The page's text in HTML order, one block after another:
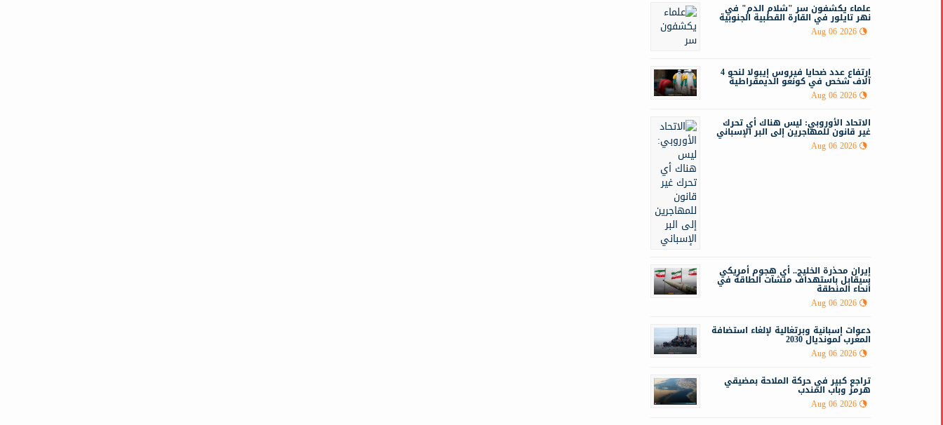
علماء يكشفون سر "شلام الدم" في
نهر تايلور في القارة القطبية الجنوبية
Aug 06 2026
ارتفاع عدد ضحايا فيروس إيبولا لنحو 4
آلاف شخص في كونغو الديمقراطية
Aug 06 2026
الاتحاد الأوروبي: ليس هناك أي تحرك
غير قانون للمهاجرين إلى البر الإسباني
Aug 06 2026
إيران محذرة الخليج.. أي هجوم أمريكي
سيقابل باستهداف منشآت الطاقة في
أنحاء المنطقة
Aug 06 2026
دعوات إسبانية وبرتغالية لإلغاء استضافة
المغرب لمونديال 2030
Aug 06 2026
تراجع كبير في حركة الملاحة بمضيقي
هرمز وباب المندب
Aug 06 2026